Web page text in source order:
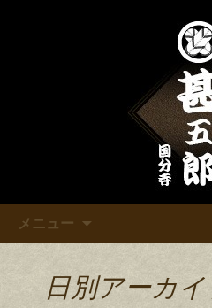
甚五郎のお知ら
甚五郎からの新着
メニュー
日別アーカイ